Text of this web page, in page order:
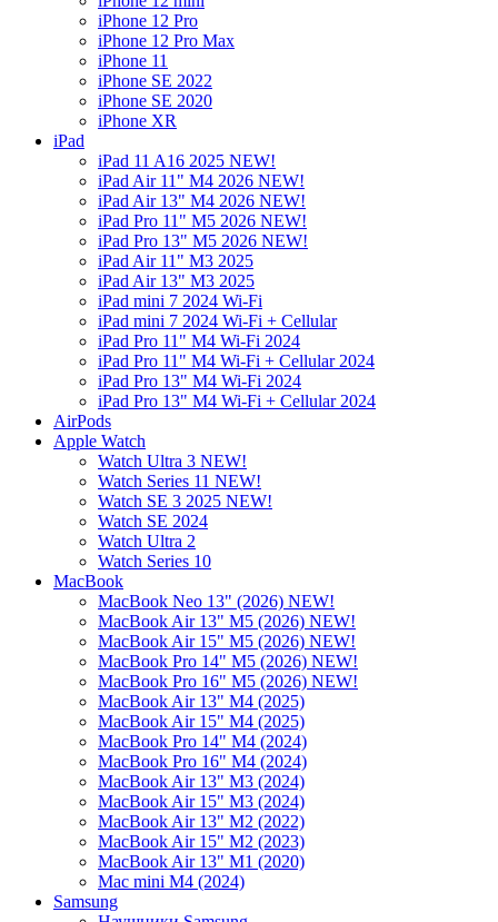
iPhone 12 Pro
iPhone 12 Pro Max
iPhone 11
iPhone SE 2022
iPhone SE 2020
iPhone XR
iPad
iPad 11 A16 2025 NEW!
iPad Air 11" M4 2026 NEW!
iPad Air 13" M4 2026 NEW!
iPad Pro 11" M5 2026 NEW!
iPad Pro 13" M5 2026 NEW!
iPad Air 11" M3 2025
iPad Air 13" M3 2025
iPad mini 7 2024 Wi-Fi
iPad mini 7 2024 Wi-Fi + Cellular
iPad Pro 11" M4 Wi-Fi 2024
iPad Pro 11" M4 Wi-Fi + Cellular 2024
iPad Pro 13" M4 Wi-Fi 2024
iPad Pro 13" M4 Wi-Fi + Cellular 2024
AirPods
Apple Watch
Watch Ultra 3 NEW!
Watch Series 11 NEW!
Watch SE 3 2025 NEW!
Watch SE 2024
Watch Ultra 2
Watch Series 10
MacBook
MacBook Neo 13" (2026) NEW!
MacBook Air 13" M5 (2026) NEW!
MacBook Air 15" M5 (2026) NEW!
MacBook Pro 14" M5 (2026) NEW!
MacBook Pro 16" M5 (2026) NEW!
MacBook Air 13" M4 (2025)
MacBook Air 15" M4 (2025)
MacBook Pro 14" M4 (2024)
MacBook Pro 16" M4 (2024)
MacBook Air 13" M3 (2024)
MacBook Air 15" M3 (2024)
MacBook Air 13" M2 (2022)
MacBook Air 15" M2 (2023)
MacBook Air 13" M1 (2020)
Mac mini M4 (2024)
Samsung